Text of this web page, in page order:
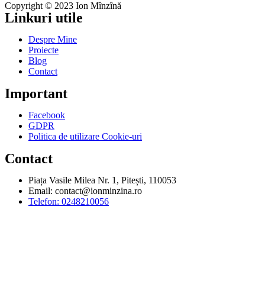
Copyright © 2023 Ion Mînzînă
Linkuri utile
Despre Mine
Proiecte
Blog
Contact
Important
Facebook
GDPR
Politica de utilizare Cookie-uri
Contact
Piața Vasile Milea Nr. 1, Pitești, 110053
Email: contact@ionminzina.ro
Telefon: 0248210056